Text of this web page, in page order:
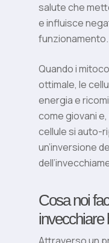
salute che
e influisce
funzionamento.
Quando i
ottimale, le
energia e
come giovani
cellule si auto-
un’inversione
Cosa noi
invecchiare